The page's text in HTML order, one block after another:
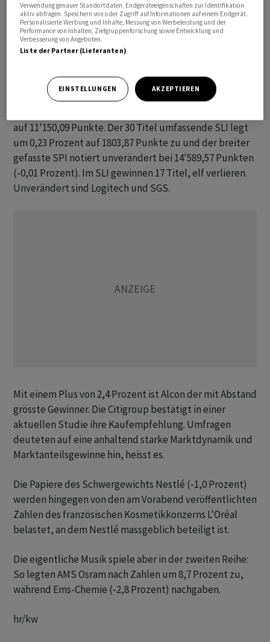
spiegeln die starke Entwicklung der US-Wirtschaft
wider. «Die Anleger scheinen einfach nicht akzeptieren
zu wollen, dass die erwarteten Zinssenkungen des Fed
vorerst vom Tisch sind und setzen weiter auf eine
ein Händler. Das könnte sich als Trugschluss erweisen.
auf 11'150,09 Punkte. Der 30 Titel umfassende SLI legt
um 0,23 Prozent auf 1803,87 Punkte zu und der breiter
gefasste SPI notiert unverändert bei 14'589,57 Punkten
(-0,01 Prozent). Im SLI gewinnen 17 Titel, elf verlieren.
Unverändert sind Logitech und SGS.
Mit einem Plus von 2,4 Prozent ist Alcon der mit Abstand
grösste Gewinner. Die Citigroup bestätigt in einer
aktuellen Studie ihre Kaufempfehlung. Umfragen
deuteten auf eine anhaltend starke Marktdynamik und
Marktanteilsgewinne hin, heisst es.
Die Papiere des Schwergewichts Nestlé (-1,0 Prozent)
werden hingegen von den am Vorabend veröffentlichten
Zahlen des französischen Kosmetikkonzerns L'Oréal
belastet, an dem Nestlé massgeblich beteiligt ist.
Die eigentliche Musik spiele aber in der zweiten Reihe:
So legten AMS Osram nach Zahlen um 8,7 Prozent zu,
während Ems-Chemie (-2,8 Prozent) nachgaben.
hr/kw
Verwendung genauer Standortdaten. Endgeräteeigenschaften zur Identifikation
aktiv abfragen. Speichern von oder Zugriff auf Informationen auf einem Endgerät.
Personalisierte Werbung und Inhalte, Messung von Werbeleistung und der
Performance von Inhalten, Zielgruppenforschung sowie Entwicklung und
Verbesserung von Angeboten.
Liste der Partner (Lieferanten)
EINSTELLUNGEN AKZEPTIEREN